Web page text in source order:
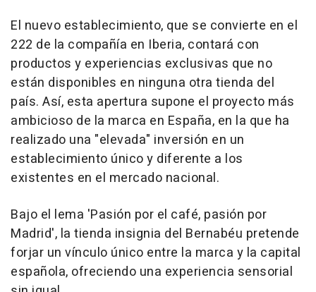
El nuevo establecimiento, que se convierte en el
222 de la compañía en Iberia, contará con
productos y experiencias exclusivas que no
están disponibles en ninguna otra tienda del
país. Así, esta apertura supone el proyecto más
ambicioso de la marca en España, en la que ha
realizado una "elevada" inversión en un
establecimiento único y diferente a los
existentes en el mercado nacional.
Bajo el lema 'Pasión por el café, pasión por
Madrid', la tienda insignia del Bernabéu pretende
forjar un vínculo único entre la marca y la capital
española, ofreciendo una experiencia sensorial